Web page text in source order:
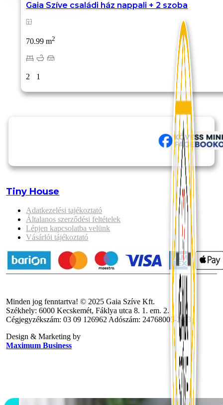
Gaia Szíve családi ház nappali + 2 szoba
70.99 m2
2 1
Tiny House
Adatkezelési tajékoztató
Általanos szerződési feltételek
Lépjen kapcsolatba velünk
Vásárlói tájékoztató
Minden jog fenntartva! © 2025 Gaia Szíve Kft.
Székhely: 6000 Kecskemét, Fáklya utca 8. 1. em. 2.
Cégjegyzékszám: 03 09 126962 Adószám: 24768005-2-03
Design & Marketing by
Maximum Business